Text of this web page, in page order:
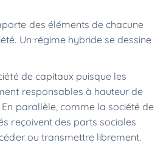
des éléments de chacune
Un régime hybride se dessine
de capitaux puisque les
responsables à hauteur de
parallèle, comme la société de
reçoivent des parts sociales
ou transmettre librement.